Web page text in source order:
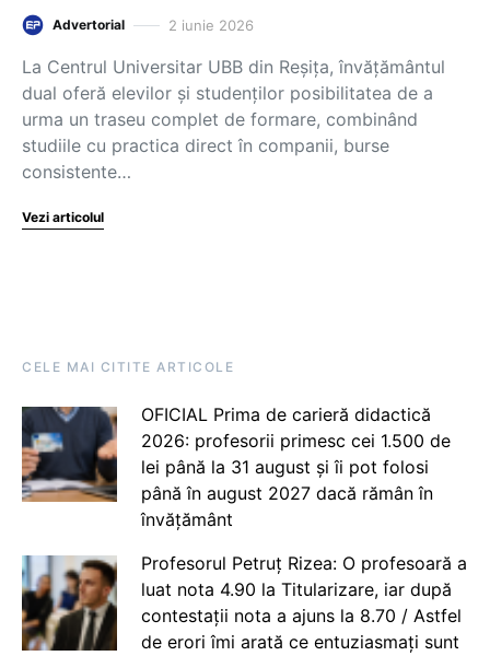
Advertorial 2 iunie 2026
La Centrul Universitar UBB din Reșița, învățământul
dual oferă elevilor și studenților posibilitatea de a
urma un traseu complet de formare, combinând
studiile cu practica direct în companii, burse
consistente…
Vezi articolul
CELE MAI CITITE ARTICOLE
OFICIAL Prima de carieră didactică
2026: profesorii primesc cei 1.500 de
lei până la 31 august și îi pot folosi
până în august 2027 dacă rămân în
învățământ
Profesorul Petruț Rizea: O profesoară a
luat nota 4.90 la Titularizare, iar după
contestații nota a ajuns la 8.70 / Astfel
de erori îmi arată ce entuziasmați sunt